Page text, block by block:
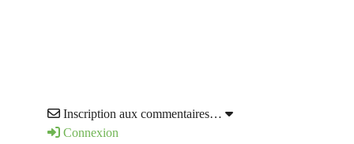
Inscription aux commentaires…
Connexion